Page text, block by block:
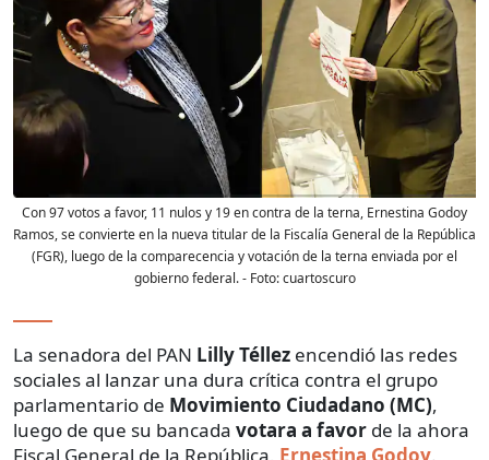
Con 97 votos a favor, 11 nulos y 19 en contra de la terna, Ernestina Godoy
Ramos, se convierte en la nueva titular de la Fiscalía General de la República
(FGR), luego de la comparecencia y votación de la terna enviada por el
gobierno federal.- Foto:cuartoscuro
La senadora del PAN Lilly Téllez encendió las redes
sociales al lanzar una dura crítica contra el grupo
parlamentario de Movimiento Ciudadano (MC),
luego de que su bancada votara a favor de la ahora